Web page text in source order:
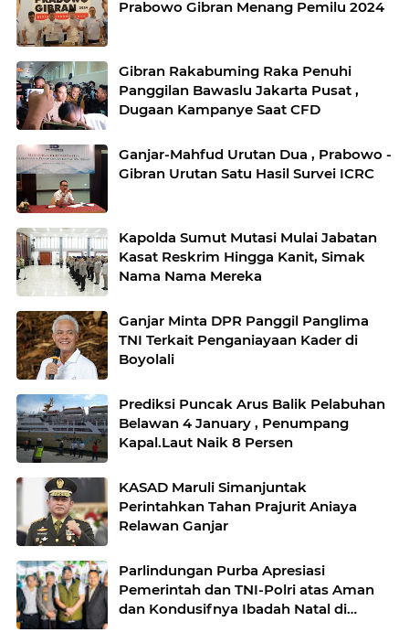
Prabowo Gibran Menang Pemilu 2024
Gibran Rakabuming Raka Penuhi
Panggilan Bawaslu Jakarta Pusat ,
Dugaan Kampanye Saat CFD
Ganjar-Mahfud Urutan Dua , Prabowo -
Gibran Urutan Satu Hasil Survei ICRC
Kapolda Sumut Mutasi Mulai Jabatan
Kasat Reskrim Hingga Kanit, Simak
Nama Nama Mereka
Ganjar Minta DPR Panggil Panglima
TNI Terkait Penganiayaan Kader di
Boyolali
Prediksi Puncak Arus Balik Pelabuhan
Belawan 4 January , Penumpang
Kapal.Laut Naik 8 Persen
KASAD Maruli Simanjuntak
Perintahkan Tahan Prajurit Aniaya
Relawan Ganjar
Parlindungan Purba Apresiasi
Pemerintah dan TNI-Polri atas Aman
dan Kondusifnya Ibadah Natal di